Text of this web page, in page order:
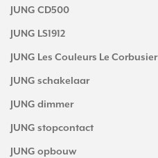
JUNG CD500
JUNG LS1912
JUNG Les Couleurs Le Corbusier
JUNG schakelaar
JUNG dimmer
JUNG stopcontact
JUNG opbouw